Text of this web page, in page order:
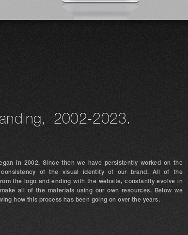
2002-2023.
in 2002. Since then we have persistently worked on the
consistency of the visual identity of our brand. All of the
the logo and ending with the website, constantly evolve in
all of the materials using our own resources. Below we
how this process has been going on over the years.